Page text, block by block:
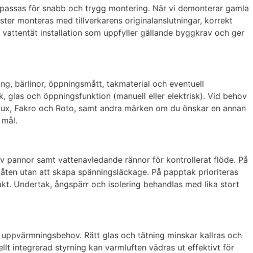
för snabb och trygg montering. När vi demonterar gamla
monteras med tillverkarens originalanslutningar, korrekt
installation som uppfyller gällande byggkrav och ger
bärlinor, öppningsmått, takmaterial och eventuell
och öppningsfunktion (manuell eller elektrisk). Vid behov
Fakro och Roto, samt andra märken om du önskar en annan
samt vattenavledande rännor för kontrollerat flöde. På
utan att skapa spänningsläckage. På papptak prioriteras
Undertak, ångspärr och isolering behandlas med lika stort
Rätt glas och tätning minskar kallras och
integrerad styrning kan varmluften vädras ut effektivt för